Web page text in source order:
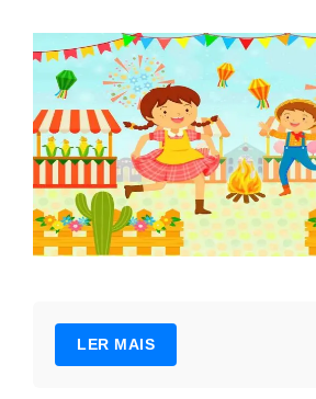
LER MAIS